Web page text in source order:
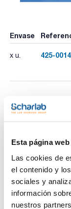
Esta página
Las cookies de
el contenido y
sociales y
información
nuestros
Envase
x u. 425-
Imprimir ficha
producto
Características
Diámetro externo
Pack (u.) : 1
Matraces
facilita la lectura;
+20°C;
especialmente
líquidos. Cuello
Ver más